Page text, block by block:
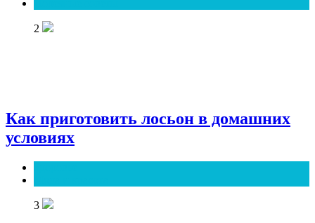
2
Как приготовить лосьон в домашних
условиях
3